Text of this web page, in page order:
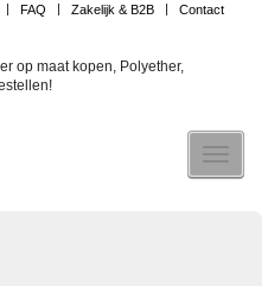
FAQ Zakelijk & B2B Contact
op maat kopen, Polyether,
Toggle